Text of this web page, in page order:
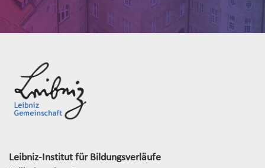
Leibniz-Institut für Bildungsverläufe